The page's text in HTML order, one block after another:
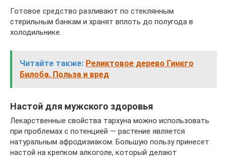
Готовое средство разливают по стеклянным
стерильным банкам и хранят вплоть до полугода в
холодильнике.
Читайте также: Реликтовое дерево Гинкго
Билоба. Польза и вред
Настой для мужского здоровья
Лекарственные свойства тархуна можно использовать
при проблемах с потенцией — растение является
натуральным афродизиаком. Большую пользу принесет
настой на крепком алкоголе, который делают